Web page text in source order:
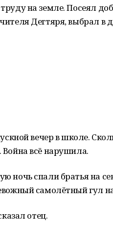
на земле. Посеял
Дегтяря, выбрал
вечер в школе.
всё нарушила.
ночь спали братья на
самолётный гул
отец.